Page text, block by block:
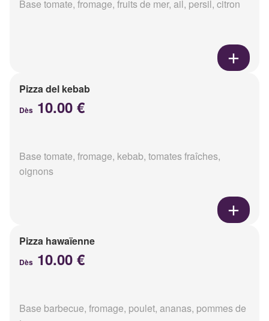
Base tomate, fromage, fruits de mer, ail, persil, citron
Pizza del kebab
Dès 10.00 €
Base tomate, fromage, kebab, tomates fraîches,
oignons
Pizza hawaïenne
Dès 10.00 €
Base barbecue, fromage, poulet, ananas, pommes de